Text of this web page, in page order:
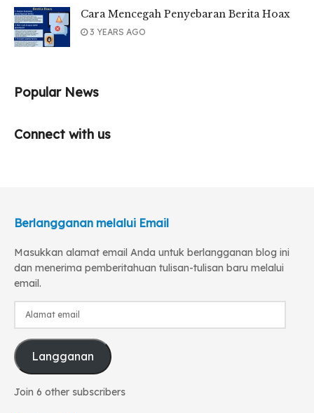
Cara Mencegah Penyebaran Berita Hoax
3 YEARS AGO
Popular News
Connect with us
Berlangganan melalui Email
Masukkan alamat email Anda untuk berlangganan blog ini
dan menerima pemberitahuan tulisan-tulisan baru melalui
email.
Alamat
Langganan
Join 6 other subscribers